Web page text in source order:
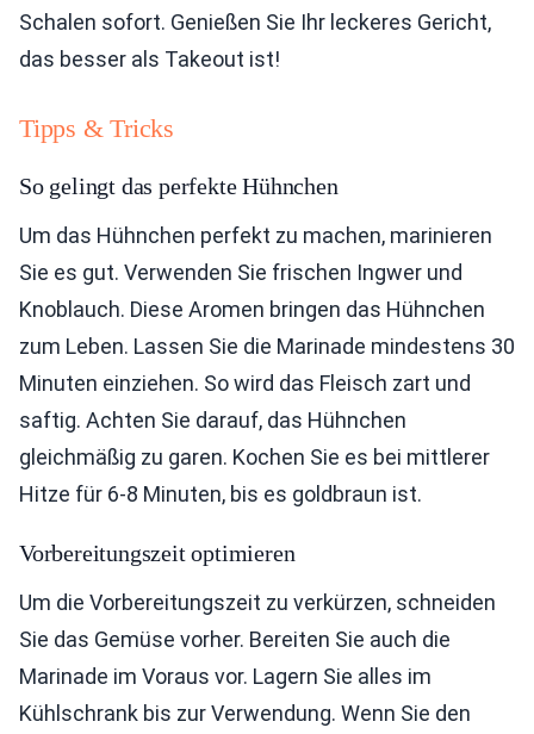
Schalen sofort. Genießen Sie Ihr leckeres Gericht,
das besser als Takeout ist!
Tipps & Tricks
So gelingt das perfekte Hühnchen
Um das Hühnchen perfekt zu machen, marinieren
Sie es gut. Verwenden Sie frischen Ingwer und
Knoblauch. Diese Aromen bringen das Hühnchen
zum Leben. Lassen Sie die Marinade mindestens 30
Minuten einziehen. So wird das Fleisch zart und
saftig. Achten Sie darauf, das Hühnchen
gleichmäßig zu garen. Kochen Sie es bei mittlerer
Hitze für 6-8 Minuten, bis es goldbraun ist.
Vorbereitungszeit optimieren
Um die Vorbereitungszeit zu verkürzen, schneiden
Sie das Gemüse vorher. Bereiten Sie auch die
Marinade im Voraus vor. Lagern Sie alles im
Kühlschrank bis zur Verwendung. Wenn Sie den